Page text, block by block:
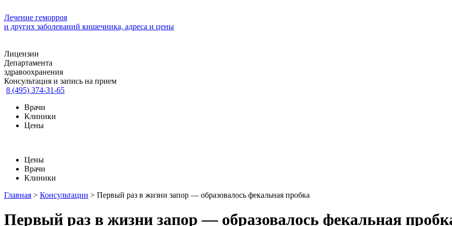
Лечение геморроя
и других заболеваний кишечника, адреса и цены
Лицензии
Департамента
здравоохранения
Консультация и запись на прием
8 (495) 374-31-65
Врачи
Клиники
Цены
Цены
Врачи
Клиники
Главная > Консультации > Первый раз в жизни запор — образовалось фекальная пробка
Первый раз в жизни запор — образовалось фекальная